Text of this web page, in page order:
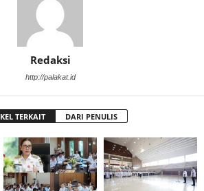
Redaksi
http://palakat.id
TERKAIT DARI PENULIS